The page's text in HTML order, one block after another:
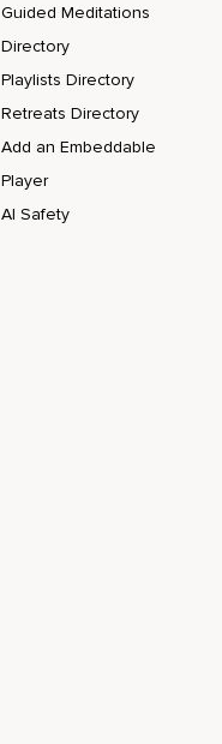
Guided Meditations
Directory
Playlists Directory
Retreats Directory
Add an Embeddable
Player
AI Safety